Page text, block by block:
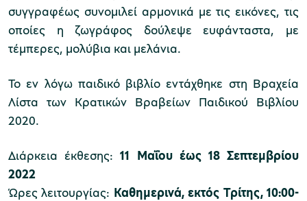
συγγραφέως συνομιλεί αρμονικά με τις εικόνες, τις
οποίες η ζωγράφος δούλεψε ευφάνταστα, με
τέμπερες, μολύβια και μελάνια.
Το εν λόγω παιδικό βιβλίο εντάχθηκε στη Βραχεία
Λίστα των Κρατικών Βραβείων Παιδικού Βιβλίου
2020.
Διάρκεια έκθεσης:11 Μαΐου έως 18 Σεπτεμβρίου
2022
Ώρες λειτουργίας: Καθημερινά, εκτός Τρίτης, 10:00-